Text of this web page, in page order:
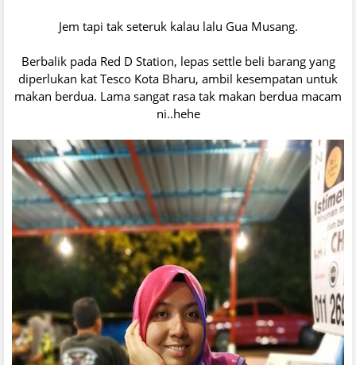
Jem tapi tak seteruk kalau lalu Gua Musang.
Berbalik pada Red D Station, lepas settle beli barang yang
diperlukan kat Tesco Kota Bharu, ambil kesempatan untuk
makan berdua. Lama sangat rasa tak makan berdua macam
ni..hehe